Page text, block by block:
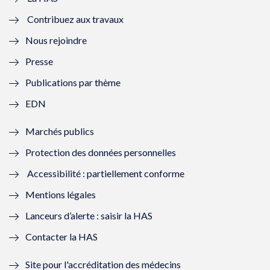
l
l
f
n
ê
t
r
e
)
e
e
n
ê
r
ê
t
e
ê
Contribuez aux travaux
Nous rejoindre
Presse
Publications par thème
EDN
Marchés publics
Protection des données personnelles
Accessibilité : partiellement conforme
Mentions légales
Lanceurs d’alerte : saisir la HAS
Contacter la HAS
Site pour l'accréditation des médecins